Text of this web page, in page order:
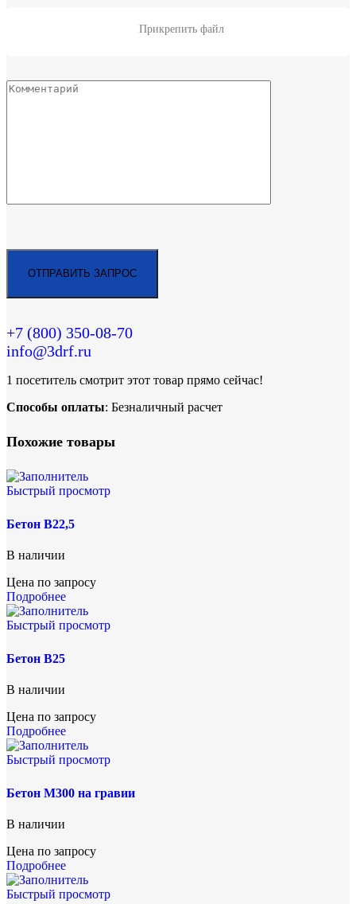
Прикрепить файл
+7 (800) 350-08-70
info@3drf.ru
1 посетитель смотрит этот товар прямо сейчас!
Способы оплаты: Безналичный расчет
Похожие товары
Быстрый просмотр
Бетон В22,5
В наличии
Цена по запросу
Подробнее
Быстрый просмотр
Бетон В25
В наличии
Цена по запросу
Подробнее
Быстрый просмотр
Бетон М300 на гравии
В наличии
Цена по запросу
Подробнее
Быстрый просмотр